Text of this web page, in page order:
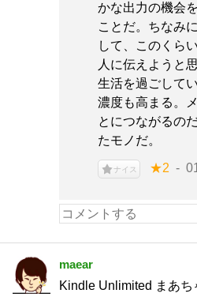
かな出力の機会
ことだ。ちなみ
して、このくら
人に伝えようと
生活を過ごして
濃度も高まる。
とにつながるの
たモノだ。
ナイス ★2
maear
Kindle Unlimited まあち